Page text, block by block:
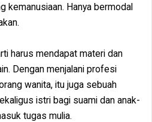
kemanusiaan. Hanya bermodal
harus mendapat materi dan
Dengan menjalani profesi
wanita, itu juga sebuah
istri bagi suami dan anak-
tugas mulia.